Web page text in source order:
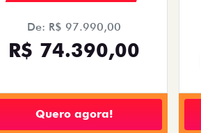
De: R$ 97.990,00
R$ 74.390,00
Quero agora!